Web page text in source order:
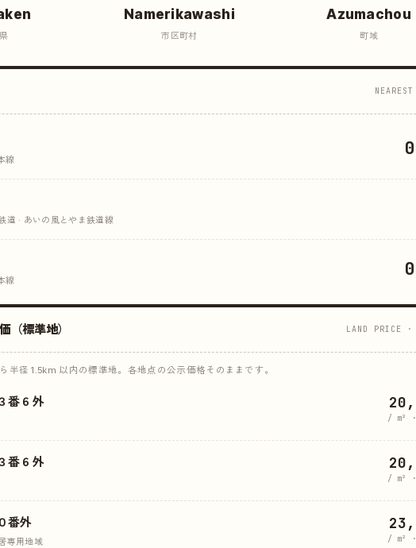
Namerikawashi
市区町村
Azumachou
町域
線
道 · あいの風とやま鉄道線
線
（標準地） LAND PRICE
半径 1.5km 以内の標準地。各地点の公示価格そのままです。
番６外
/ m²
番６外
/ m²
番外
専用地域 / m²